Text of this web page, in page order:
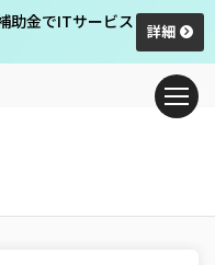
助金でITサービス
詳細